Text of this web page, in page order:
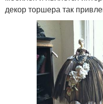
декор торшера так